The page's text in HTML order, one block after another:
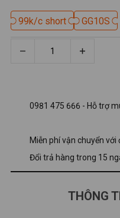
0981 475 666 - Hỗ trợ
Miễn phí vận chuyển
Đổi trả hàng trong 15
99k/c short
99k/c short GG10S
GG10S
THÔNG